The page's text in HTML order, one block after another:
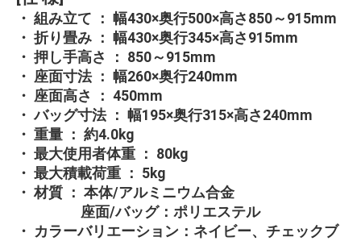
・ 組み立て ： 幅430×奥行500×高さ850～915mm
・ 折り畳み ： 幅430×奥行345×高さ915mm
・ 押し手高さ ： 850～915mm
・ 座面寸法 ： 幅260×奥行240mm
・ 座面高さ ： 450mm
・ バッグ寸法 ： 幅195×奥行315×高さ240mm
・ 重量 ： 約4.0kg
・ 最大使用者体重 ： 80kg
・ 最大積載荷重 ： 5kg
・ 材質 ： 本体/アルミニウム合金
座面/バッグ：ポリエステル
・ カラーバリエーション：ネイビー、チェックブ